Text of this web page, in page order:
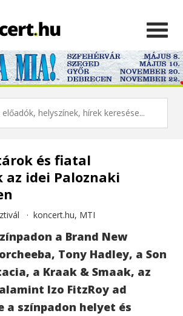
és fiatal
az idei Paloznaki
· koncert.hu, MTI
a Brand New
Tony Hadley, a Son
a Kraak & Smaak, az
Izo FitzRoy ad
a színpadon helyet és